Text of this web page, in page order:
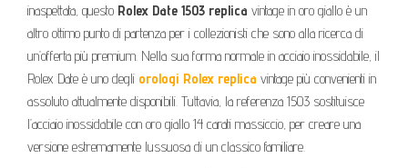
inaspettata, questo Rolex Date 1503 replica vintage in oro giallo è un
altro ottimo punto di partenza per i collezionisti che sono alla ricerca di
un’offerta più premium. Nella sua forma normale in acciaio inossidabile, il
Rolex Date è uno degli orologi Rolex replica vintage più convenienti in
assoluto attualmente disponibili. Tuttavia, la referenza 1503 sostituisce
l’acciaio inossidabile con oro giallo 14 carati massiccio, per creare una
versione estremamente lussuosa di un classico familiare.